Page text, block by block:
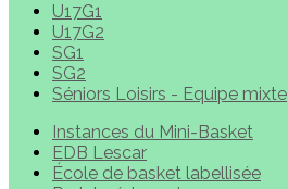
U17G1
U17G2
SG1
SG2
Séniors Loisirs - Equipe mixte
Instances du Mini-Basket
EDB Lescar
École de basket labellisée